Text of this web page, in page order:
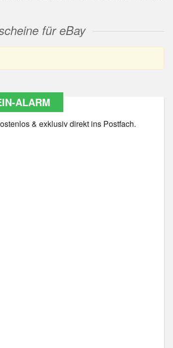
für eBay
ALARM
& exklusiv direkt ins Postfach.